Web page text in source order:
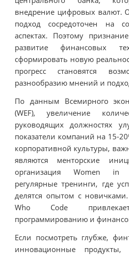
внедрение цифровых валют.
подход сосредоточен на
аспектах. Поэтому
развитие финансовых
сформировать новую
прогресс становятся
разнообразию мнений и
По данным Всемирного
(WEF), увеличение
руководящих должностях
показатели компаний на 15-
корпоративной культуры,
являются менторские
организация Women in
регулярные тренинги, где
делятся опытом с
Who Code
программированию и
Если посмотреть глубже,
инновационные